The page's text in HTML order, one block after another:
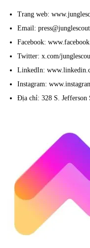
Trang web:
Email:
Facebook:
Twitter: x.com/
LinkedIn:
Instagram:
Địa chỉ: 328 S. Jefferson